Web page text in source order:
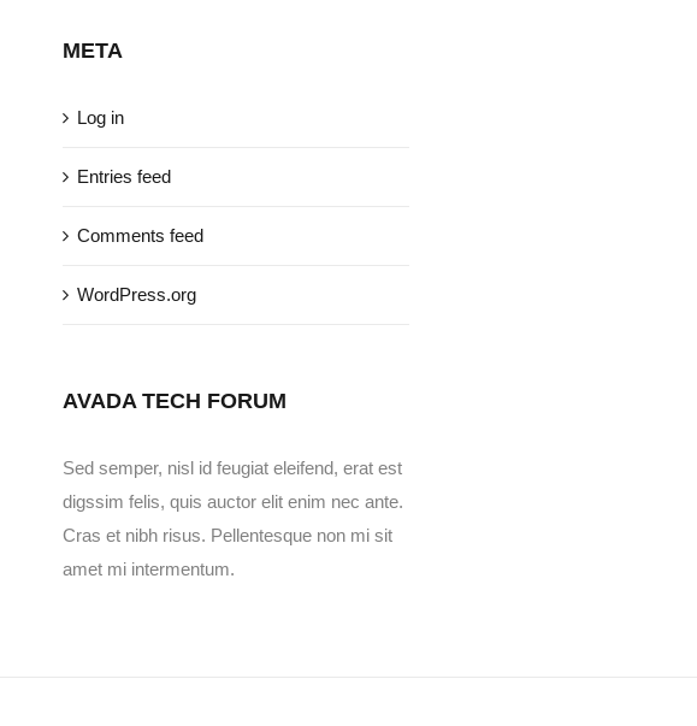
META
Log in
Entries feed
Comments feed
WordPress.org
AVADA TECH FORUM
Sed semper, nisl id feugiat eleifend, erat est
digssim felis, quis auctor elit enim nec ante.
Cras et nibh risus. Pellentesque non mi sit
amet mi intermentum.